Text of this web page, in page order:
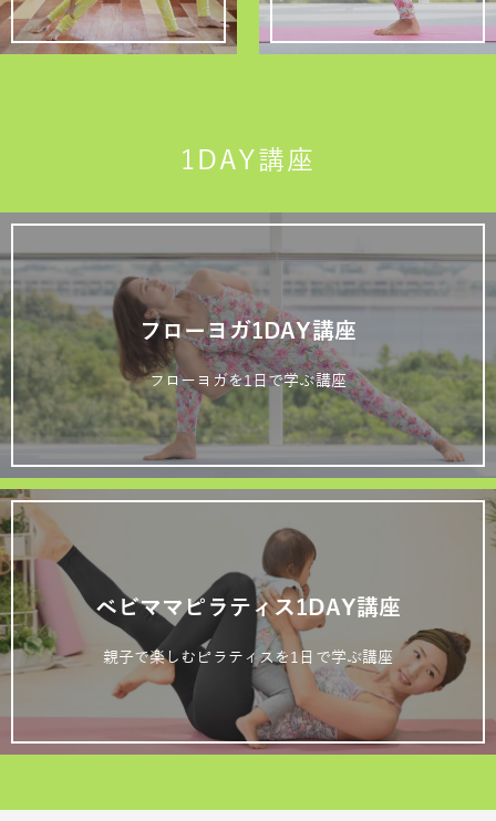
1DAY講座
フローヨガ1DAY講座
フローヨガを1日で学ぶ講座
ベビママピラティス1DAY講座
親子で楽しむピラティスを1日で学ぶ講座